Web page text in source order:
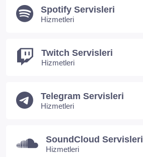
Spotify Servisleri
Hizmetleri
Twitch Servisleri
Hizmetleri
Telegram Servisleri
Hizmetleri
SoundCloud Servisleri
Hizmetleri